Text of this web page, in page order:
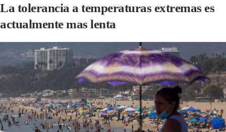
La tolerancia a temperaturas extremas es
actualmente mas lenta